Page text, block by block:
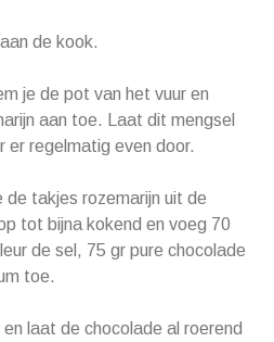
de kook.
je de pot van het vuur en
aan toe. Laat dit mengsel
er regelmatig even door.
de takjes rozemarijn uit de
tot bijna kokend en voeg 70
de sel, 75 gr pure chocolade
toe.
laat de chocolade al roerend